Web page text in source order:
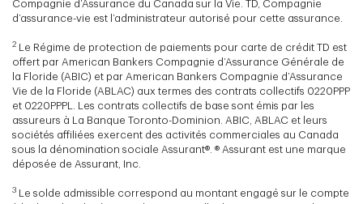
Compagnie d’Assurance du Canada sur la Vie. TD, Compagnie
d’assurance-vie est l’administrateur autorisé pour cette assurance.
2 Le Régime de protection de paiements pour carte de crédit TD est
offert par American Bankers Compagnie d’Assurance Générale de
la Floride (ABIC) et par American Bankers Compagnie d’Assurance
Vie de la Floride (ABLAC) aux termes des contrats collectifs 0220PPP
et 0220PPPL. Les contrats collectifs de base sont émis par les
assureurs à La Banque Toronto-Dominion. ABIC, ABLAC et leurs
sociétés affiliées exercent des activités commerciales au Canada
sous la dénomination sociale Assurant®. ® Assurant est une marque
déposée de Assurant, Inc.
3 Le solde admissible correspond au montant engagé sur le compte